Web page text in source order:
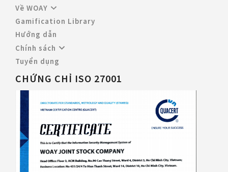
Về WOAY
Gamification Library
Hướng dẫn
Chính sách
Tuyển dụng
CHỨNG CHỈ ISO 27001